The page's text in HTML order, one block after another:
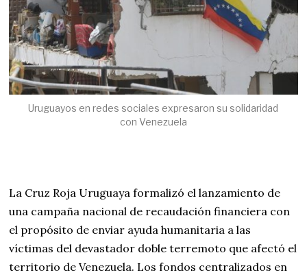
Uruguayos en redes sociales expresaron su solidaridad
con Venezuela
La Cruz Roja Uruguaya formalizó el lanzamiento de
una campaña nacional de recaudación financiera con
el propósito de enviar ayuda humanitaria a las
víctimas del devastador doble terremoto que afectó el
territorio de Venezuela. Los fondos centralizados en